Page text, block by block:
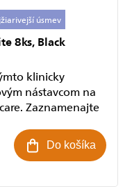
úsmev
8ks, Black
Do košíka
klinicky
nástavcom na
Zaznamenajte